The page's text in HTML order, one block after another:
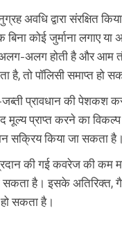
अवधि द्वारा संरक्षित
बिना कोई जुर्माना लगाए
अलग होती है और आम
है, तो पॉलिसी समाप्त
प्रावधान की पेशकश
प्राप्त करने का
सक्रिय किया जा सकता
प्रदान की गई कवरेज की कम
सकता है। इसके अतिरिक्त,
सकता है।